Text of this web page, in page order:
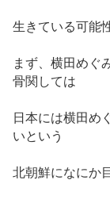
生きている可能
まず、横田めぐ
骨関しては
日本には横田め
いという
北朝鮮になにか